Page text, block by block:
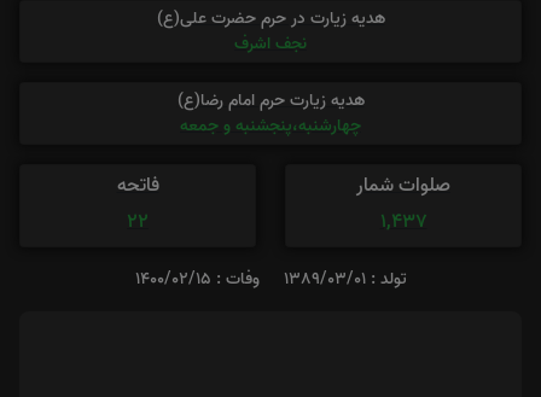
هدیه زیارت در حرم حضرت علی(ع)
نجف اشرف
هدیه زیارت حرم امام رضا(ع)
چهارشنبه،پنجشنبه و جمعه
صلوات شمار
1,437
فاتحه
22
تولد : 1389/03/01 وفات : 1400/02/15